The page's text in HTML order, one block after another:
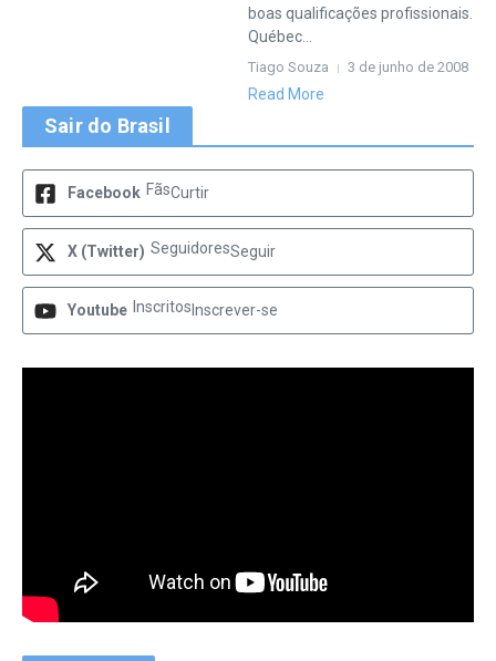
boas qualificações profissionais.
Québec...
Tiago Souza 3 de junho de 2008
Read More
Sair do Brasil
Facebook FãsCurtir
X (Twitter) SeguidoresSeguir
Youtube Inscritos Inscrever-se